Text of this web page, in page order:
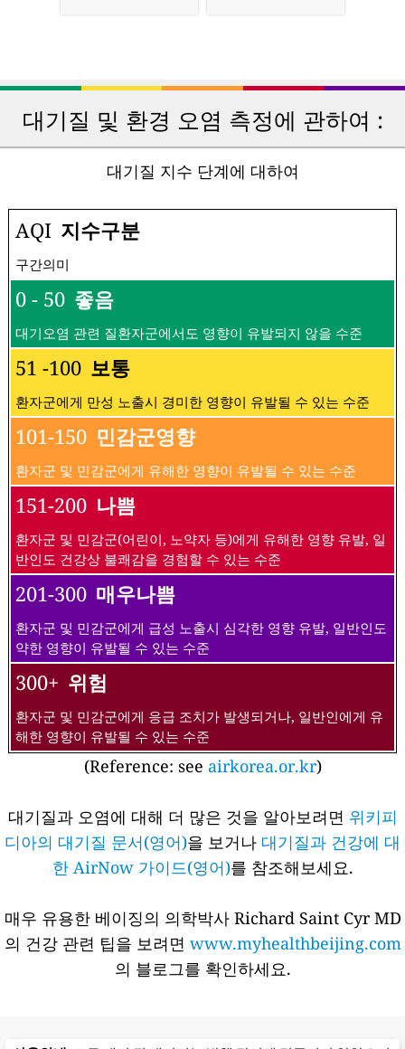
가정용 공기 청정
기
DIY 대기 센서
대기질 및 환경 오염 측정에 관하여 :
대기질 지수 단계에 대하여
AQI 지수구분
구간의미
0 - 50 좋음
대기오염 관련 질환자군에서도 영향이 유발되지 않을 수준
51 -100 보통
환자군에게 만성 노출시 경미한 영향이 유발될 수 있는 수준
101-150 민감군영향
환자군 및 민감군에게 유해한 영향이 유발될 수 있는 수준
151-200 나쁨
환자군 및 민감군(어린이, 노약자 등)에게 유해한 영향 유발, 일
201-300 매우나쁨
환자군 및 민감군에게 급성 노출시 심각한 영향 유발, 일반인도